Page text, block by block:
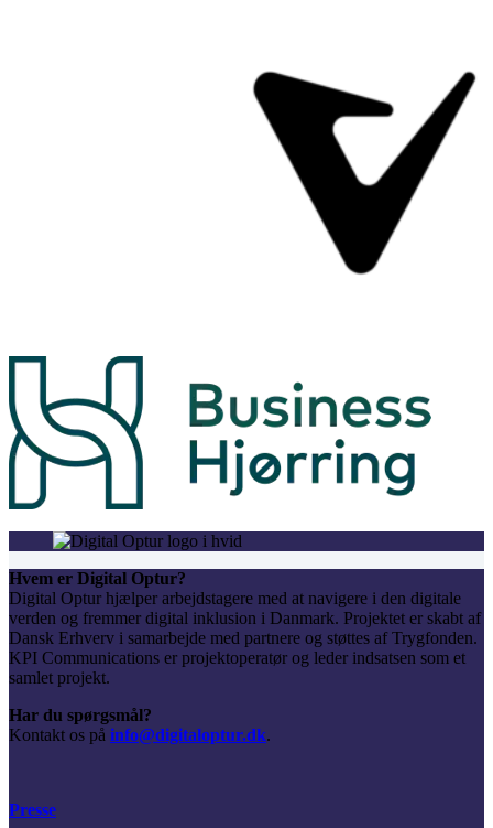
Hvem er Digital Optur?
Digital Optur hjælper arbejdstagere med at navigere i den digitale
verden og fremmer digital inklusion i Danmark. Projektet er skabt af
Dansk Erhverv i samarbejde med partnere og støttes af Trygfonden.
KPI Communications er projektoperatør og leder indsatsen som et
samlet projekt.
Har du spørgsmål?
Kontakt os på info@digitaloptur.dk.
Presse